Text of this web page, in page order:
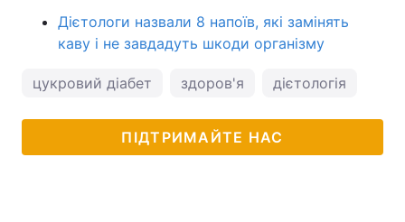
Дієтологи назвали 8 напоїв, які замінять
каву і не завдадуть шкоди організму
цукровий діабет здоров'я дієтологія
ПІДТРИМАЙТЕ НАС